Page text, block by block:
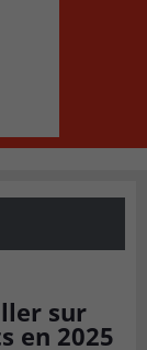
sur
en 2025